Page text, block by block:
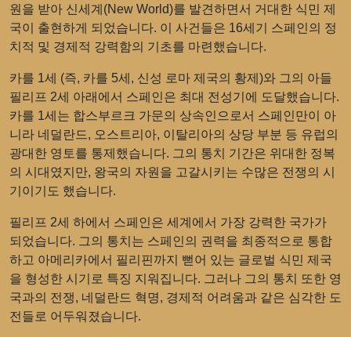
원을 받아 신세계(New World)를 발견하면서 거대한 식민 제
국이 출현하게 되었습니다. 이 사건들은 16세기 스페인의 정
치적 및 경제적 강력함의 기초를 마련했습니다.
카를 1세 (즉, 카를 5세, 신성 로마 제국의 황제)와 그의 아들
필리프 2세 아래에서 스페인은 최대 전성기에 도달했습니다.
카를 1세는 합스부르크 가문의 상속인으로서 스페인만이 아
니라 네덜란드, 오스트리아, 이탈리아의 상당 부분 등 유럽의
광대한 영토를 통제했습니다. 그의 통치 기간은 위대한 정복
의 시대였지만, 왕국의 자원을 고갈시키는 수많은 전쟁의 시
기이기도 했습니다.
필리프 2세 하에서 스페인은 세계에서 가장 강력한 국가가
되었습니다. 그의 통치는 스페인의 권력을 최종적으로 통합
하고 아메리카에서 필리핀까지 뻗어 있는 글로벌 식민 제국
을 형성한 시기로 특징 지워집니다. 그러나 그의 통치 또한 영
국과의 전쟁, 네덜란드 혁명, 경제적 어려움과 같은 심각한 도
전들로 어두워졌습니다.